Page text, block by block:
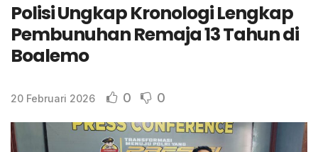
Polisi Ungkap Kronologi Lengkap
Pembunuhan Remaja 13 Tahun di
Boalemo
20 Februari 2026 0 0